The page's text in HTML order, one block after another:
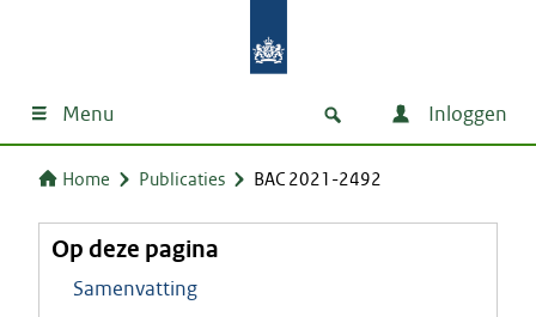
Menu Inloggen
Home Publicaties BAC 2021-2492
Op deze pagina
Samenvatting